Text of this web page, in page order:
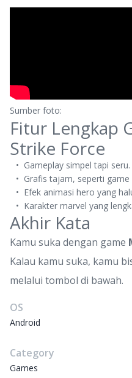
Sumber foto:
Fitur Lengkap
Strike Force
Gameplay simpel tapi seru.
Grafis tajam, seperti game
Efek animasi hero yang
Karakter marvel yang
Akhir Kata
Kamu suka dengan game
Kalau kamu suka, kamu
melalui tombol di bawah.
OS
Android
Category
Games